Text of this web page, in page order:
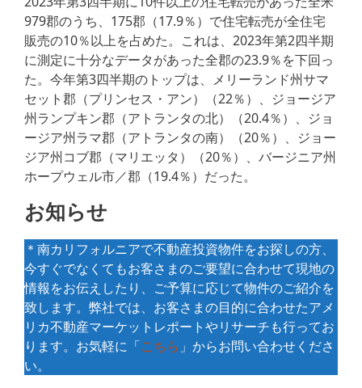
979郡のうち、175郡（17.9％）で住宅転売が全住宅
販売の10％以上を占めた。これは、2023年第2四半期
に測定に十分なデータがあった全郡の23.9％を下回っ
た。今年第3四半期のトップは、メリーランド州サマ
セット郡（プリンセス・アン）（22％）、ジョージア
州ランプキン郡（アトランタの北）（20.4％）、ジョ
ージア州ラマ郡（アトランタの南）（20％）、ジョー
ジア州コブ郡（マリエッタ）（20％）、バージニア州
ホープウェル市／郡（19.4％）だった。
お知らせ
＊南カリフォルニアで不動産投資物件をお探しの方、
今すぐでなくてもお客さまのご要望に合わせて現地の
情報をお伝えしたり、ご予算に応じて物件のご紹介を
致します。弊社では、お客さまの目的に合わせたアメ
リカ不動産マーケットレポートやリサーチも行ってお
ります。お気軽に「こちら 」からお問い合わせくださ
い。